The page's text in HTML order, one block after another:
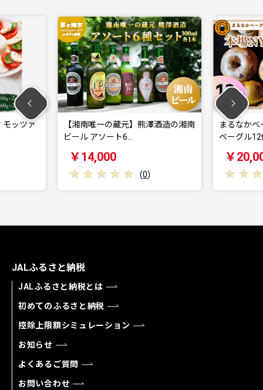
】熊澤酒造の湘南
まるなかベーグル 本場NYスタイル
ベーグル12個…
￥20,000
JALふるさと納税
JALふるさと納税とは
初めてのふるさと納税
控除上限額シミュレーション
お知らせ
よくあるご質問
お問い合わせ